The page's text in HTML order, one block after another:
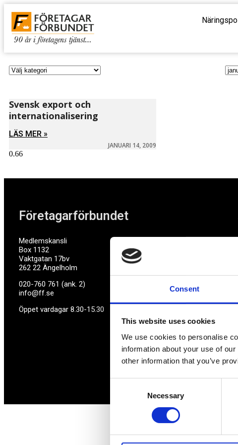
Consent
This website uses cookies
We use cookies to personalise
information about your use of
other information that you’ve
Necessary
Svensk export och
internationalisering
LÄS MER »
JANUARI 14, 2009
Företagarförbundet
Medlemskansli
Box 1132
Vaktgatan 17bv
262 22 Ängelholm
020-760 761 (ank. 2)
info@ff.se
Öppet vardagar 8.30-15.30